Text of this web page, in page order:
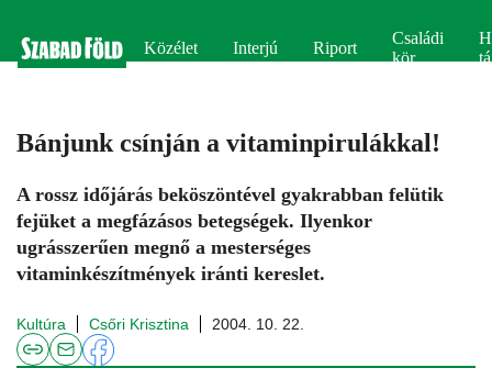
Közélet Interjú Riport
Családi
kör
Bánjunk csínján a vitaminpirulákkal!
A rossz időjárás beköszöntével gyakrabban felütik
fejüket a megfázásos betegségek. Ilyenkor
ugrásszerűen megnő a mesterséges
vitaminkészítmények iránti kereslet.
Kultúra Csőri Krisztina 2004. 10. 22.